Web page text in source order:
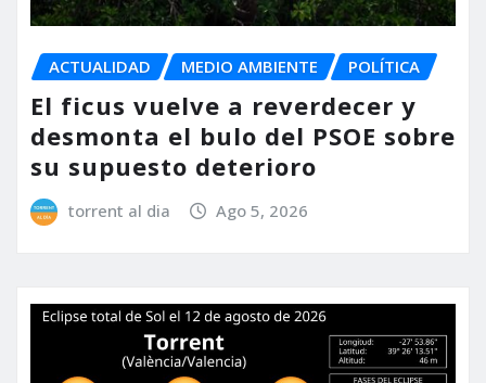
ACTUALIDAD MEDIO AMBIENTE POLÍTICA
El ficus vuelve a reverdecer y
desmonta el bulo del PSOE sobre
su supuesto deterioro
torrent al dia Ago 5, 2026